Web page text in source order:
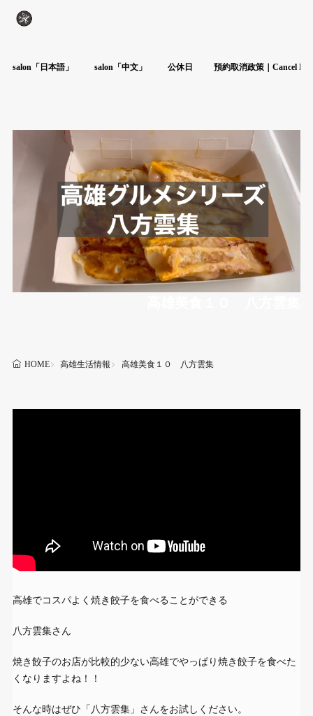
salon「日本語」 salon「中文」 公休日 預約取消政策｜Cancel
HOME 高雄生活情報 高雄美食１０ 八方雲集
高雄でコスパよく焼き餃子を食べることができる
八方雲集さん
焼き餃子のお店が比較的少ない高雄でやっぱり焼き餃子を食べた
くなりますよね！！
そんな時はぜひ「八方雲集」さんをお試しください。